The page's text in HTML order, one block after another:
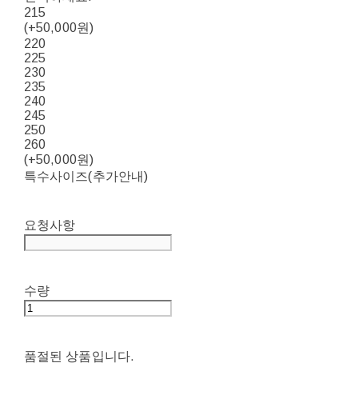
215
(+50,000원)
220
225
230
235
240
245
250
260
(+50,000원)
특수사이즈(추가안내)
요청사항
수량
품절된 상품입니다.